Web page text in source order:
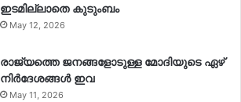
ഇടമില്ലാതെ കുടുംബം
May 12, 2026
രാജ്യത്തെ ജനങ്ങളോടുള്ള മോദിയുടെ ഏഴ്
നിര്‍ദേശങ്ങള്‍ ഇവ
May 11, 2026